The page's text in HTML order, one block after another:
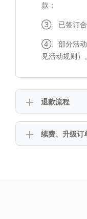
款；
③、已签订合
④、部分活动
见活动规则）。
退款流程
续费、升级订